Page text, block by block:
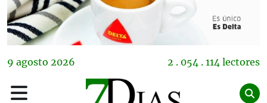
9 agosto 2026 2 . 054 . 114 lectores